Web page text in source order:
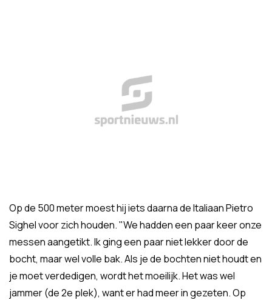
Op de 500 meter moest hij iets daarna de Italiaan Pietro
Sighel voor zich houden. "We hadden een paar keer onze
messen aangetikt. Ik ging een paar niet lekker door de
bocht, maar wel volle bak. Als je de bochten niet houdt en
je moet verdedigen, wordt het moeilijk. Het was wel
jammer (de 2e plek), want er had meer in gezeten. Op